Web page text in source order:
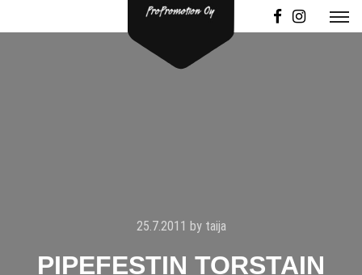
25.7.2011 by taija
PIPEFESTIN TORSTAIN